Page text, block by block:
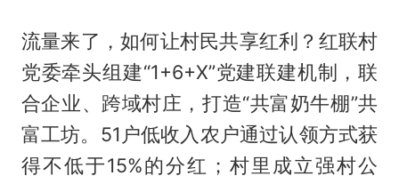
流量来了，如何让村民共享红利？红联村
党委牵头组建“1+6+X”党建联建机制，联
合企业、跨域村庄，打造“共富奶牛棚”共
富工坊。51户低收入农户通过认领方式获
得不低于15%的分红；村里成立强村公